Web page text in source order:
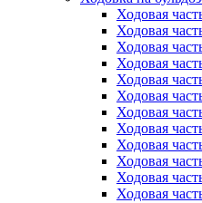
Ходовая
Ходовая
Ходовая
Ходовая
Ходовая
Ходовая
Ходовая
Ходовая
Ходовая
Ходовая
Ходовая
Ходовая